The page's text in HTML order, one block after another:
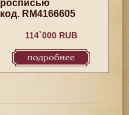
росписью
код. RM4166605
114`000 RUB
подробнее